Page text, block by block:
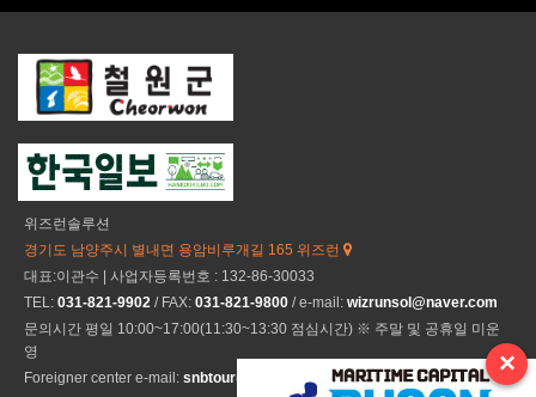
위즈런솔루션
경기도 남양주시 별내면 용암비루개길 165 위즈런
대표:이관수 | 사업자등록번호 : 132-86-30033
TEL: 031-821-9902 / FAX: 031-821-9800 / e-mail: wizrunsol@naver.com
문의시간 평일 10:00~17:00(11:30~13:30 점심시간) ※ 주말 및 공휴일 미운
영
Foreigner center e-mail: snbtour@naver.com ×